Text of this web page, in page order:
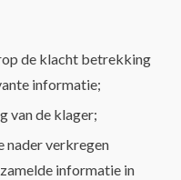
de klacht betrekking
informatie;
van de klager;
nader verkregen
informatie in